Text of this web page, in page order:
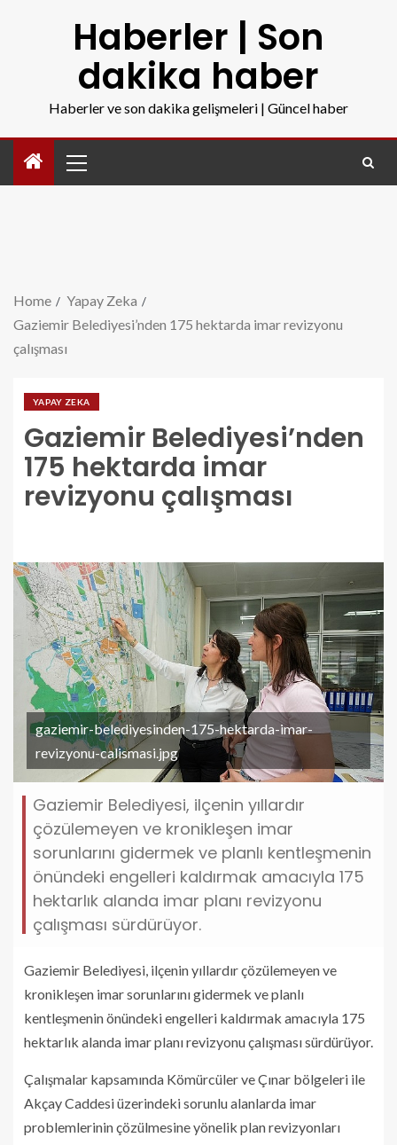
Haberler | Son
dakika haber
Haberler ve son dakika gelişmeleri | Güncel haber
Home
Yapay Zeka
Gaziemir Belediyesi’nden 175 hektarda imar revizyonu
çalışması
YAPAY ZEKA
Gaziemir Belediyesi’nden
175 hektarda imar
revizyonu çalışması
gaziemir-belediyesinden-175-hektarda-imar-
revizyonu-calismasi.jpg
Gaziemir Belediyesi, ilçenin yıllardır
çözülemeyen ve kronikleşen imar
sorunlarını gidermek ve planlı kentleşmenin
önündeki engelleri kaldırmak amacıyla 175
hektarlık alanda imar planı revizyonu
çalışması sürdürüyor.
Gaziemir Belediyesi, ilçenin yıllardır çözülemeyen ve
kronikleşen imar sorunlarını gidermek ve planlı
kentleşmenin önündeki engelleri kaldırmak amacıyla 175
hektarlık alanda imar planı revizyonu çalışması sürdürüyor.
Çalışmalar kapsamında Kömürcüler ve Çınar bölgeleri ile
Akçay Caddesi üzerindeki sorunlu alanlarda imar
problemlerinin çözülmesine yönelik plan revizyonları